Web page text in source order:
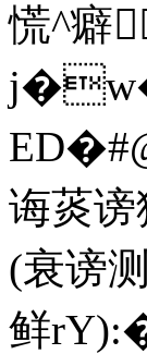
慌^癖
诲菼
(衰谤
鲜